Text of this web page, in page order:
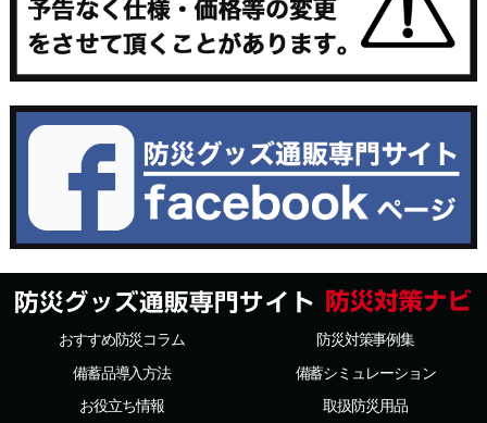
おすすめ防災コラム
防災対策事例集
備蓄品導入方法
備蓄シミュレーション
お役立ち情報
取扱防災用品